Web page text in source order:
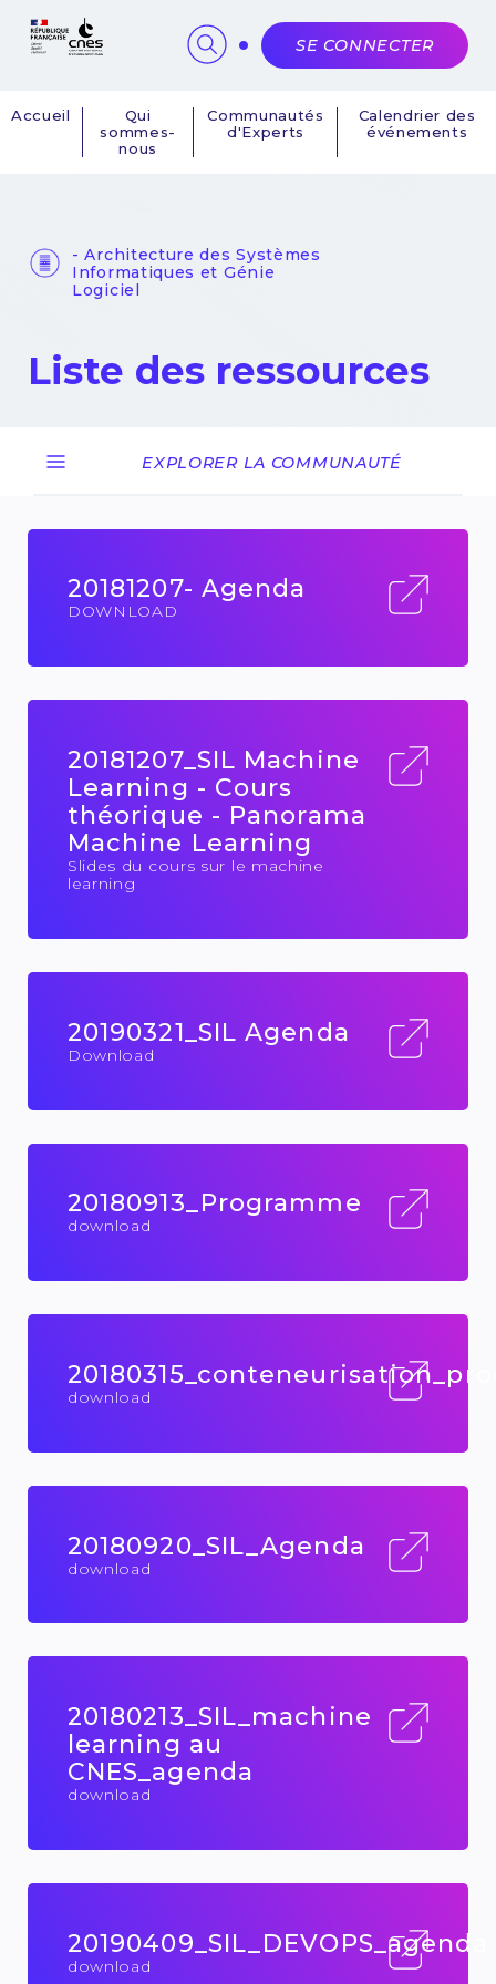
Navigation
Accueil
Qui
sommes-
nous
Communautés
d'Experts
Calendrier des
événements
SE CONNECTER
- Architecture des Systèmes
Informatiques et Génie
Logiciel
Liste des ressources
EXPLORER LA COMMUNAUTÉ
20181207- Agenda
DOWNLOAD
20181207_SIL Machine
Learning - Cours
théorique - Panorama
Machine Learning
Slides du cours sur le machine
learning
20190321_SIL Agenda
Download
20180913_Programme
download
download
20180920_SIL_Agenda
download
20180213_SIL_machine
learning au
CNES_agenda
download
20190409_SIL_DEVOPS_agenda
download